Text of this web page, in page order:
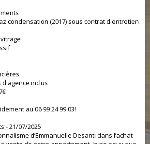
condensation (2017) sous contrat d'entretien
d'agence inclus
au 06 99 24 99 03!
- 21/07/2025
d’Emmanuelle Desanti dans l’achat